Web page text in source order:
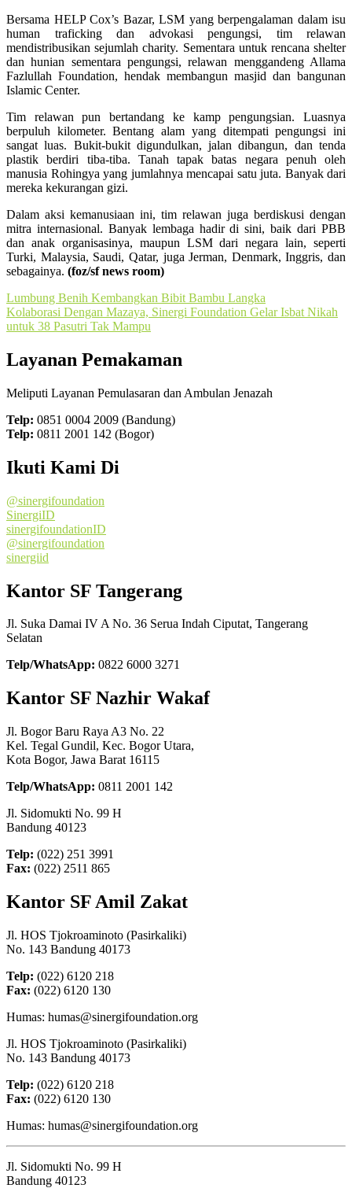
Bersama HELP Cox’s Bazar, LSM yang berpengalaman dalam isu
human traficking dan advokasi pengungsi, tim relawan
mendistribusikan sejumlah charity. Sementara untuk rencana shelter
dan hunian sementara pengungsi, relawan menggandeng Allama
Fazlullah Foundation, hendak membangun masjid dan bangunan
Islamic Center.
Tim relawan pun bertandang ke kamp pengungsian. Luasnya
berpuluh kilometer. Bentang alam yang ditempati pengungsi ini
sangat luas. Bukit-bukit digundulkan, jalan dibangun, dan tenda
plastik berdiri tiba-tiba. Tanah tapak batas negara penuh oleh
manusia Rohingya yang jumlahnya mencapai satu juta. Banyak dari
mereka kekurangan gizi.
Dalam aksi kemanusiaan ini, tim relawan juga berdiskusi dengan
mitra internasional. Banyak lembaga hadir di sini, baik dari PBB
dan anak organisasinya, maupun LSM dari negara lain, seperti
Turki, Malaysia, Saudi, Qatar, juga Jerman, Denmark, Inggris, dan
sebagainya. (foz/sf news room)
Post
navigation
Lumbung Benih Kembangkan Bibit Bambu Langka
Kolaborasi Dengan Mazaya, Sinergi Foundation Gelar Isbat Nikah
untuk 38 Pasutri Tak Mampu
Layanan Pemakaman
Meliputi Layanan Pemulasaran dan Ambulan Jenazah
Telp: 0851 0004 2009 (Bandung)
Telp: 0811 2001 142 (Bogor)
Ikuti Kami Di
@sinergifoundation
SinergiID
sinergifoundationID
@sinergifoundation
sinergiid
Kantor SF Tangerang
Jl. Suka Damai IV A No. 36 Serua Indah Ciputat, Tangerang
Selatan
Telp/WhatsApp: 0822 6000 3271
Kantor SF Nazhir Wakaf
Jl. Bogor Baru Raya A3 No. 22
Kel. Tegal Gundil, Kec. Bogor Utara,
Kota Bogor, Jawa Barat 16115
Telp/WhatsApp: 0811 2001 142
Jl. Sidomukti No. 99 H
Bandung 40123
Telp: (022) 251 3991
Fax: (022) 2511 865
Kantor SF Amil Zakat
Jl. HOS Tjokroaminoto (Pasirkaliki)
No. 143 Bandung 40173
Telp: (022) 6120 218
Fax: (022) 6120 130
Humas: humas@sinergifoundation.org
Jl. HOS Tjokroaminoto (Pasirkaliki)
No. 143 Bandung 40173
Telp: (022) 6120 218
Fax: (022) 6120 130
Humas: humas@sinergifoundation.org
Jl. Sidomukti No. 99 H
Bandung 40123